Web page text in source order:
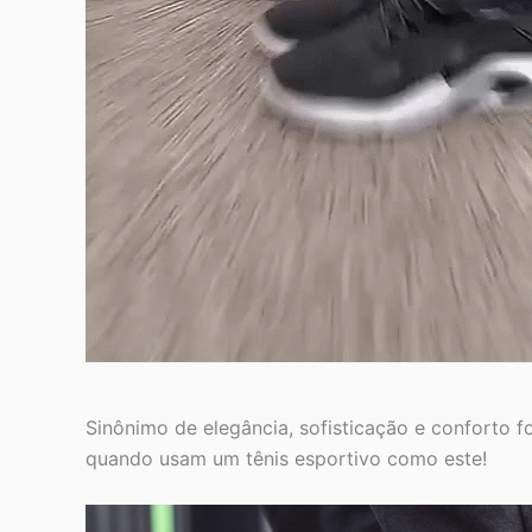
Sinônimo de elegância, sofisticação e conforto
quando usam um tênis esportivo como este!